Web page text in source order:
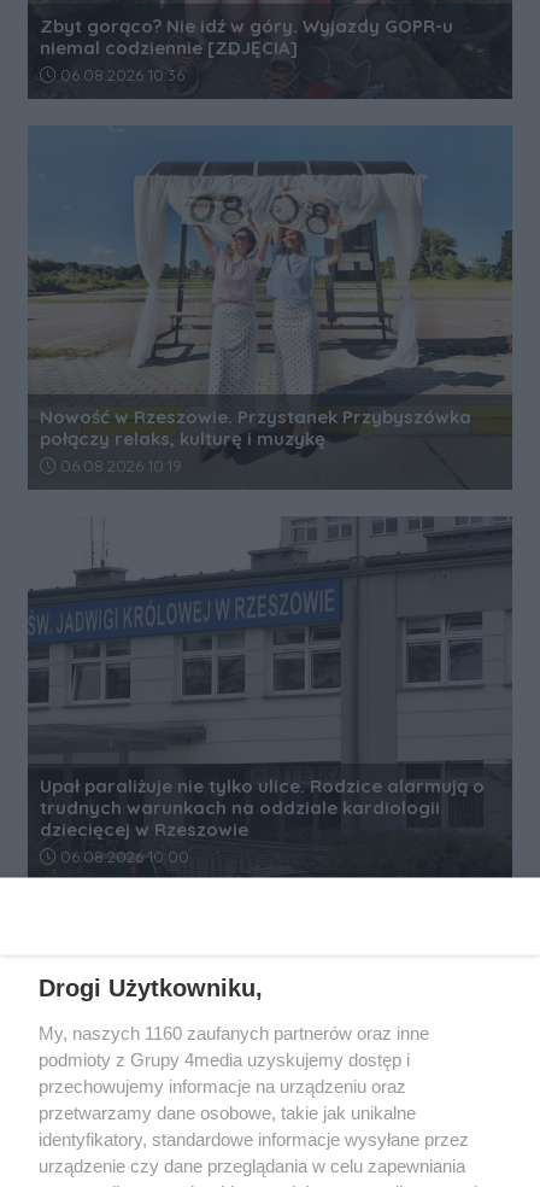
Zbyt gorąco? Nie idź w góry. Wyjazdy GOPR-u
niemal codziennie [ZDJĘCIA]
Data dodania artykułu:
06.08.2026 10:36
Nowość w Rzeszowie. Przystanek Przybyszówka
połączy relaks, kulturę i muzykę
Data dodania artykułu:
06.08.2026 10:19
Upał paraliżuje nie tylko ulice. Rodzice alarmują o
trudnych warunkach na oddziale kardiologii
dziecięcej w Rzeszowie
Data dodania artykułu:
06.08.2026 10:00
Drogi Użytkowniku,
My, naszych 1160 zaufanych partnerów oraz inne
podmioty z Grupy 4media uzyskujemy dostęp i
przechowujemy informacje na urządzeniu oraz
przetwarzamy dane osobowe, takie jak unikalne
identyfikatory, standardowe informacje wysyłane przez
urządzenie czy dane przeglądania w celu zapewniania